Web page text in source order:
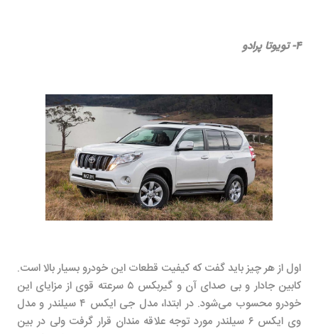
۴- تویوتا پرادو
اول از هر چیز باید گفت که کیفیت قطعات این خودرو بسیار بالا است.
کابین جادار و بی صدای آن و گیربکس ۵ سرعته قوی از مزایای این
خودرو محسوب می‌شود. در ابتدا، مدل جی ایکس ۴ سیلندر و مدل
وی ایکس ۶ سیلندر مورد توجه علاقه مندان قرار گرفت ولی در بین